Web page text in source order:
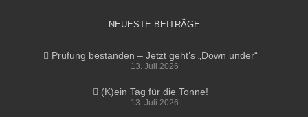
NEUESTE BEITRÄGE
Prüfung bestanden – Jetzt geht’s „Down under“
13. Juli 2026
(K)ein Tag für die Tonne!
13. Juli 2026